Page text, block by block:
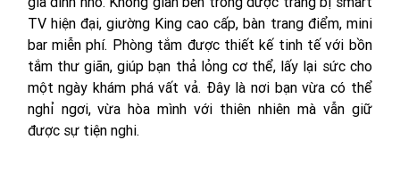
TV hiện đại, giường King cao cấp, bàn trang điểm, mini
bar miễn phí. Phòng tắm được thiết kế tinh tế với bồn
tắm thư giãn, giúp bạn thả lỏng cơ thể, lấy lại sức cho
một ngày khám phá vất vả. Đây là nơi bạn vừa có thể
nghỉ ngơi, vừa hòa mình với thiên nhiên mà vẫn giữ
được sự tiện nghi.